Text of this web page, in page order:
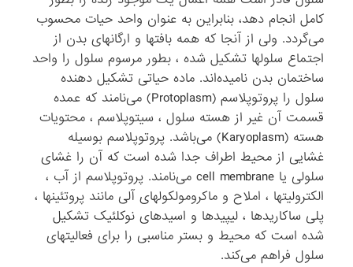
کامل انجام دهد، بنابراین به عنوان واحد حیات محسوب
می‌گردد. ولی از آنجا که همه بافتها و ارگانهای بدن از
اجتماع سلولها تشکیل شده ، بطور مرسوم سلول را واحد
ساختمان بدن نامیده‌اند. ماده حیاتی تشکیل دهنده
سلول را پروتوپلاسم (Protoplasm) می‌نامند که عمده
قسمت آن غیر از هسته سلول ، سیتوپلاسم ، محتویات
هسته (Karyoplasm) می‌باشد. پروتوپلاسم بوسیله
غشایی از محیط اطراف جدا شده است که آن را غشای
سلولی یا cell membrane می‌نامند. پروتوپلاسم از آب ،
الکترولیتها ، املاح و ماکرومولکولهای آلی مانند پروتئینها ،
پلی ساکاریدها ، لیپیدها و اسیدهای نوکلئیک تشکیل
شده است که محیط و بستر مناسبی را برای فعالیتهای
سلول فراهم می‌کند.